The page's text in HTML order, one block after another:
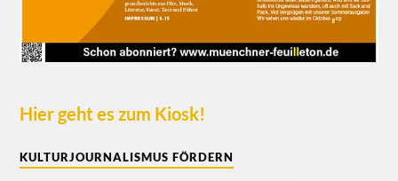
Hier geht es zum Kiosk!
KULTURJOURNALISMUS FÖRDERN